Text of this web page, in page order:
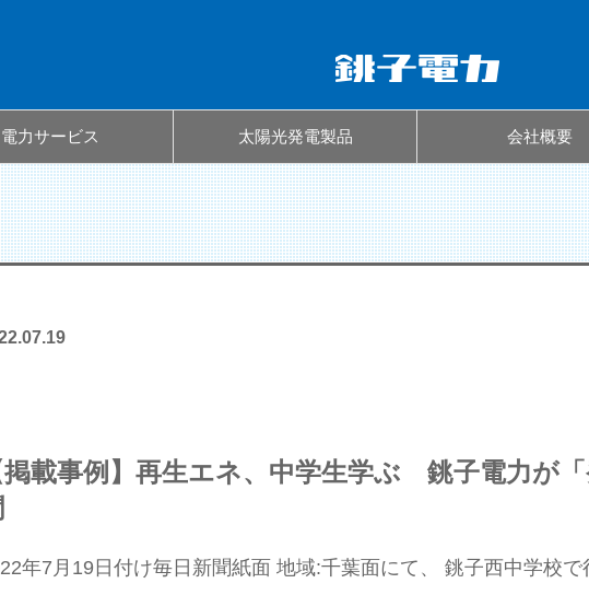
電力サービス 太陽光発電製品 会社概要
掲載事例】再生エネ、中学生学ぶ 銚子電力が
年7月19日付け毎日新聞紙面 地域:千葉面にて、 銚子西中学校